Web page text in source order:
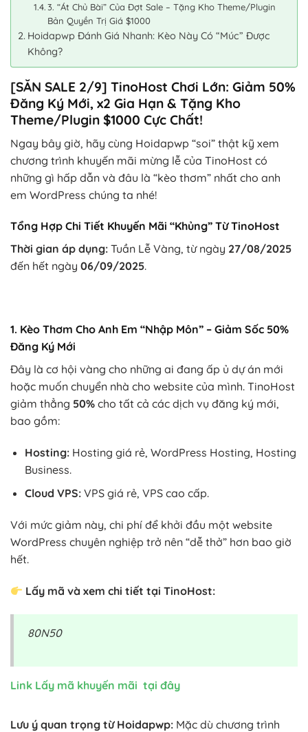
3. “Át Chủ Bài” Của Đợt Sale – Tặng Kho Theme/Plugin
Bản Quyền Trị Giá $1000
Hoidapwp Đánh Giá Nhanh: Kèo Này Có “Múc” Được
Không?
[SĂN SALE 2/9] TinoHost Chơi Lớn: Giảm 50%
Đăng Ký Mới, x2 Gia Hạn & Tặng Kho
Theme/Plugin $1000 Cực Chất!
Ngay bây giờ, hãy cùng Hoidapwp “soi” thật kỹ xem
chương trình khuyến mãi mừng lễ của TinoHost có
những gì hấp dẫn và đâu là “kèo thơm” nhất cho anh
em WordPress chúng ta nhé!
Tổng Hợp Chi Tiết Khuyến Mãi “Khủng” Từ TinoHost
Thời gian áp dụng: Tuần Lễ Vàng, từ ngày 27/08/2025
đến hết ngày 06/09/2025.
1. Kèo Thơm Cho Anh Em “Nhập Môn” – Giảm Sốc 50%
Đăng Ký Mới
Đây là cơ hội vàng cho những ai đang ấp ủ dự án mới
hoặc muốn chuyển nhà cho website của mình. TinoHost
giảm thẳng 50% cho tất cả các dịch vụ đăng ký mới,
bao gồm:
Hosting:Hosting giá rẻ, WordPress Hosting, Hosting
Business.
Cloud VPS:VPS giá rẻ, VPS cao cấp.
Với mức giảm này, chi phí để khởi đầu một website
WordPress chuyên nghiệp trở nên “dễ thở” hơn bao giờ
hết.
Lấy mã và xem chi tiết tại TinoHost:
80N50
Link Lấy mã khuyến mãi tại đây
Lưu ý quan trọng từ Hoidapwp: Mặc dù chương trình